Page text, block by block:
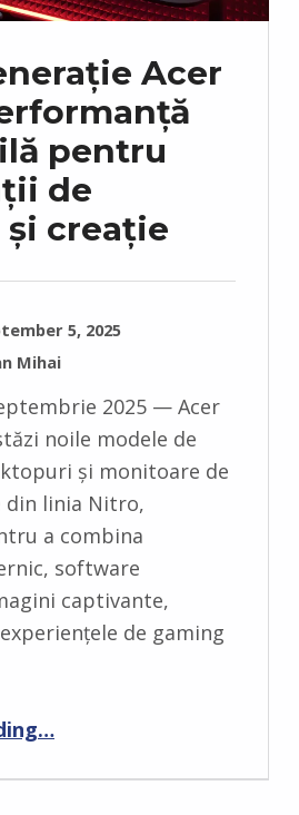
Acer
pentru
de
creație
5, 2025
Mihai
2025 — Acer
noile modele de
și monitoare de
din linia Nitro,
a combina
software
captivante,
de gaming
“Noua generație Acer Nitro: Performanță accesibilă pentru pasionații de gaming și creație”
…